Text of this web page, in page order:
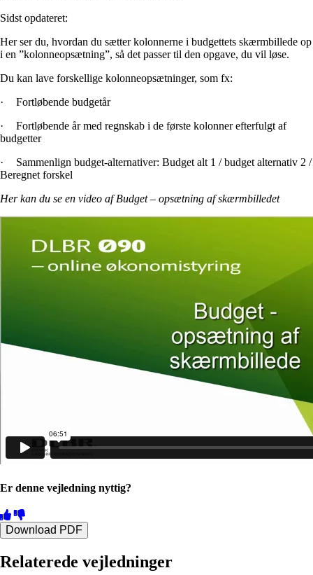
Sidst opdateret:
Her ser du, hvordan du sætter kolonnerne i budgettets skærmbillede op
i en ”kolonneopsætning”, så det passer til den opgave, du vil løse.
Du kan lave forskellige kolonneopsætninger, som fx:
·
Fortløbende budgetår
·
Fortløbende år med regnskab i de første kolonner efterfulgt af
budgetter
·
Sammenlign budget-alternativer: Budget alt 1 / budget alternativ 2 /
Beregnet forskel
Her kan du se en video af Budget – opsætning af skærmbilledet
Er denne vejledning nyttig?
Download PDF
Relaterede vejledninger